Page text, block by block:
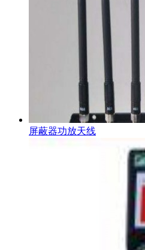
屏蔽器功放天线